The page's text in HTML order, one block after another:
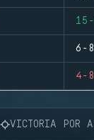
6-
4-
VICTORIA POR